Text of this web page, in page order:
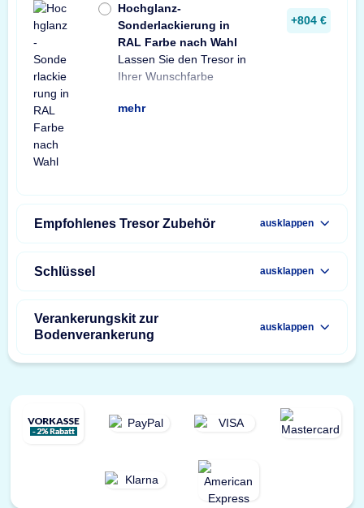
Hochglanz-
Sonderlackierung in
RAL Farbe nach Wahl
Lassen Sie den Tresor in
Ihrer Wunschfarbe
mehr
+804 €
Empfohlenes Tresor Zubehör ausklappen
Schlüssel ausklappen
Verankerungskit zur
Bodenverankerung
ausklappen